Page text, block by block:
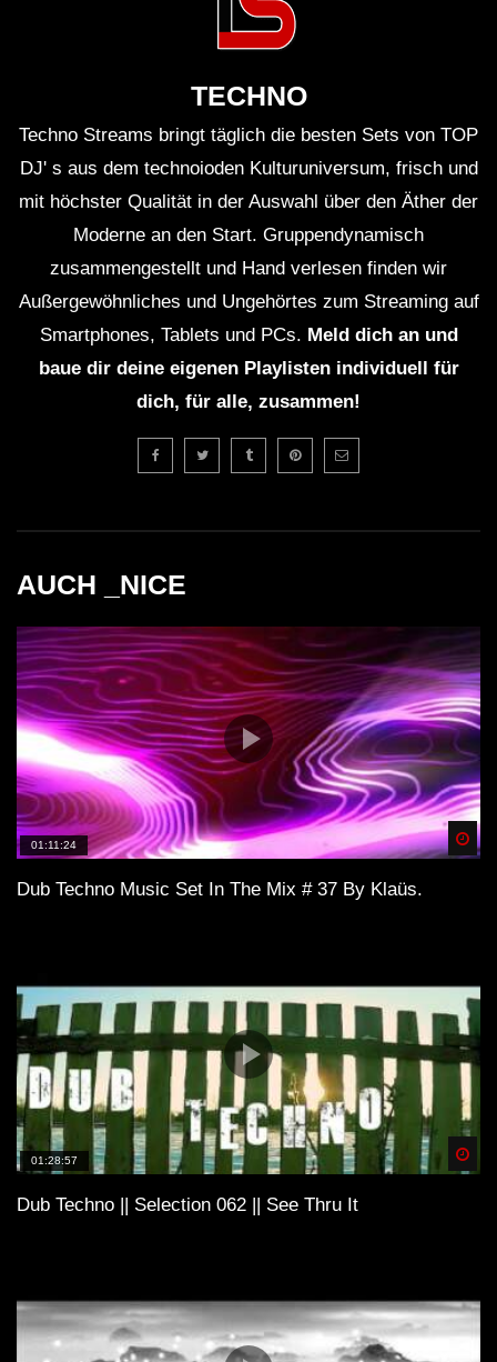
TECHNO
Techno Streams bringt täglich die besten Sets von TOP
DJ' s aus dem technoioden Kulturuniversum, frisch und
mit höchster Qualität in der Auswahl über den Äther der
Moderne an den Start. Gruppendynamisch
zusammengestellt und Hand verlesen finden wir
Außergewöhnliches und Ungehörtes zum Streaming auf
Smartphones, Tablets und PCs. Meld dich an und
baue dir deine eigenen Playlisten individuell für
dich, für alle, zusammen!
AUCH _NICE
01:11:24
Dub Techno Music Set In The Mix # 37 By Klaüs.
01:28:57
Dub Techno || Selection 062 || See Thru It